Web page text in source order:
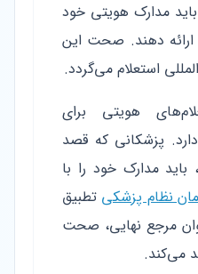
شده) باید مدارک هویتی خود
ارائه دهند. صحت این
استعلام می‌گردد.
هویتی برای
پزشکانی که قصد
باید مدارک خود را با
نظام پزشکی تطبیق
مرجع نهایی، صحت
می‌کند.